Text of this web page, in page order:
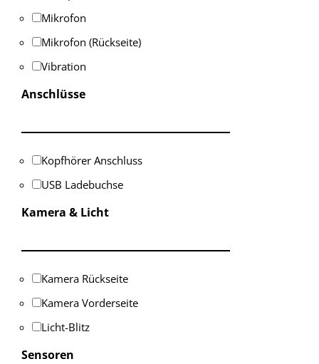
Mikrofon
Mikrofon (Rückseite)
Vibration
Anschlüsse
Kopfhörer Anschluss
USB Ladebuchse
Kamera & Licht
Kamera Rückseite
Kamera Vorderseite
Licht-Blitz
Sensoren